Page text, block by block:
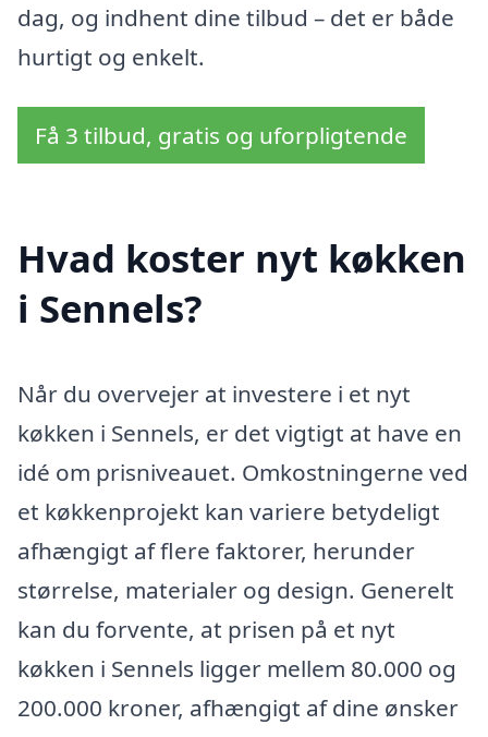
dag, og indhent dine tilbud – det er både
hurtigt og enkelt.
Få 3 tilbud, gratis og uforpligtende
Hvad koster nyt køkken
i Sennels?
Når du overvejer at investere i et nyt
køkken i Sennels, er det vigtigt at have en
idé om prisniveauet. Omkostningerne ved
et køkkenprojekt kan variere betydeligt
afhængigt af flere faktorer, herunder
størrelse, materialer og design. Generelt
kan du forvente, at prisen på et nyt
køkken i Sennels ligger mellem 80.000 og
200.000 kroner, afhængigt af dine ønsker